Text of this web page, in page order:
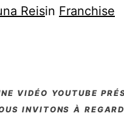
Reisin Franchise
invitons à